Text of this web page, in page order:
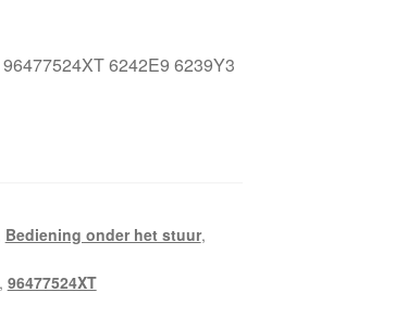
6242E9 6239Y3
Bediening onder het stuur,
96477524XT